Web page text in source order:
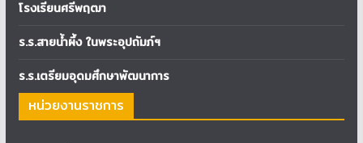
โรงเรียนศรีพฤฒา
ร.ร.สายน้ำผึ้ง ในพระอุปถัมภ์ฯ
ร.ร.เตรียมอุดมศึกษาพัฒนาการ
หน่วยงานราชการ